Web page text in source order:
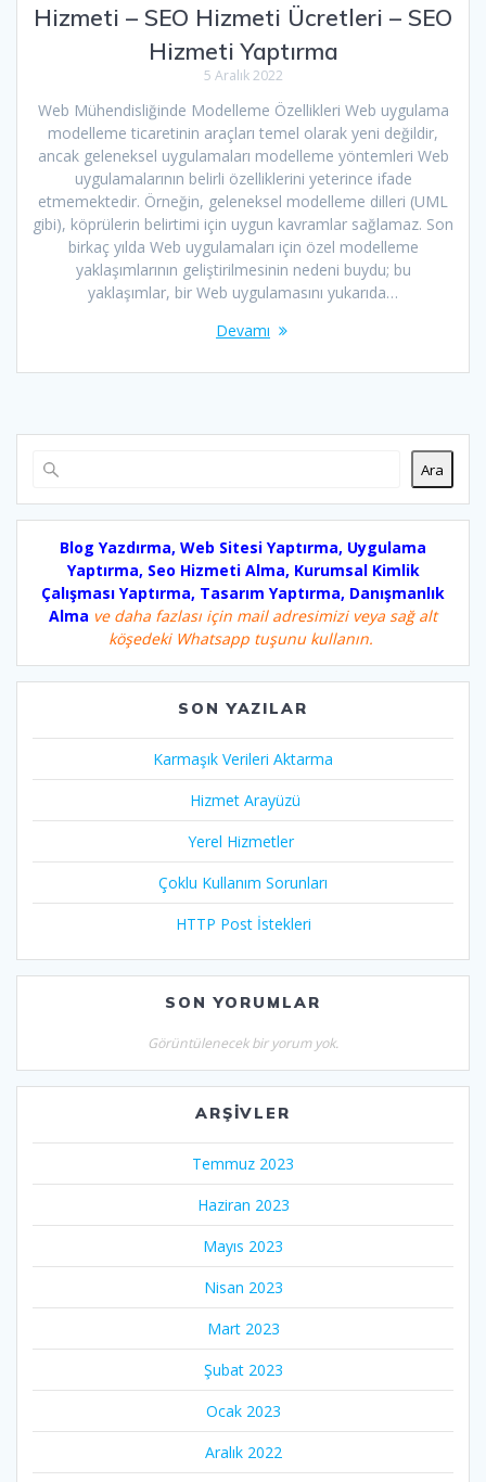
Hizmeti – SEO Hizmeti Ücretleri – SEO
Hizmeti Yaptırma
5 Aralık 2022
Web Mühendisliğinde Modelleme Özellikleri Web uygulama
modelleme ticaretinin araçları temel olarak yeni değildir,
ancak geleneksel uygulamaları modelleme yöntemleri Web
uygulamalarının belirli özelliklerini yeterince ifade
etmemektedir. Örneğin, geleneksel modelleme dilleri (UML
gibi), köprülerin belirtimi için uygun kavramlar sağlamaz. Son
birkaç yılda Web uygulamaları için özel modelleme
yaklaşımlarının geliştirilmesinin nedeni buydu; bu
yaklaşımlar, bir Web uygulamasını yukarıda…
Devamı
Ara
Blog Yazdırma, Web Sitesi Yaptırma, Uygulama
Yaptırma, Seo Hizmeti Alma, Kurumsal Kimlik
Çalışması Yaptırma, Tasarım Yaptırma, Danışmanlık
Alma ve daha fazlası için mail adresimizi veya sağ alt
köşedeki Whatsapp tuşunu kullanın.
SON YAZILAR
Karmaşık Verileri Aktarma
Hizmet Arayüzü
Yerel Hizmetler
Çoklu Kullanım Sorunları
HTTP Post İstekleri
SON YORUMLAR
Görüntülenecek bir yorum yok.
ARŞIVLER
Temmuz 2023
Haziran 2023
Mayıs 2023
Nisan 2023
Mart 2023
Şubat 2023
Ocak 2023
Aralık 2022